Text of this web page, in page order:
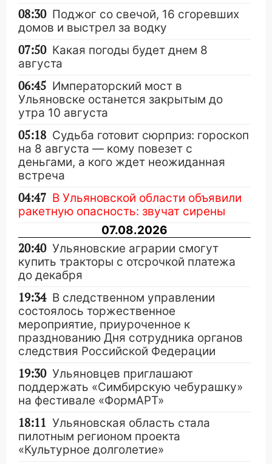
08:30 Поджог со свечой, 16 сгоревших
домов и выстрел за водку
07:50 Какая погоды будет днем 8
августа
06:45 Императорский мост в
Ульяновске останется закрытым до
утра 10 августа
05:18 Судьба готовит сюрприз: гороскоп
на 8 августа — кому повезет с
деньгами, а кого ждет неожиданная
встреча
04:47 В Ульяновской области объявили
ракетную опасность: звучат сирены
07.08.2026
20:40 Ульяновские аграрии смогут
купить тракторы с отсрочкой платежа
до декабря
19:34 В следственном управлении
состоялось торжественное
мероприятие, приуроченное к
празднованию Дня сотрудника органов
следствия Российской Федерации
19:30 Ульяновцев приглашают
поддержать «Симбирскую чебурашку»
на фестивале «ФормАРТ»
18:11 Ульяновская область стала
пилотным регионом проекта
«Культурное долголетие»